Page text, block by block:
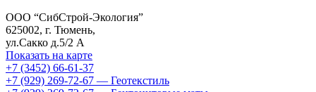
ООО “СибСтрой-Экология”
625002, г. Тюмень,
ул.Сакко д.5/2 А
Показать на карте
+7 (3452) 66-61-37
+7 (929) 269-72-67 — Геотекстиль